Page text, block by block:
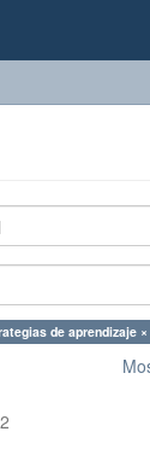
de aprendizaje ×